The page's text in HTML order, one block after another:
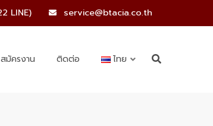
LINE) service@btacia.co.th
สมัครงาน ติดต่อ ไทย